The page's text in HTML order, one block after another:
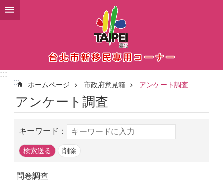
メインコンテンツブロックにスキップ
:::
:::
ホームページ 市政府意見箱 アンケート調査
アンケート調査
キーワード：
問卷調查